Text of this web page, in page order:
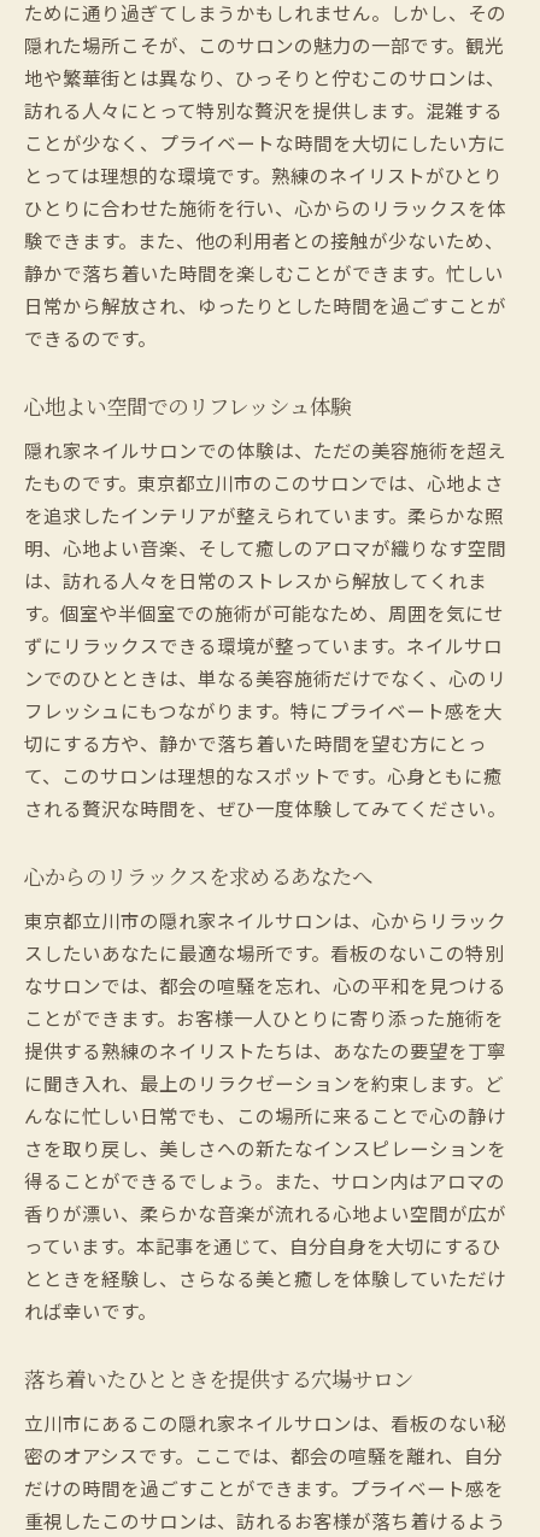
ために通り過ぎてしまうかもしれません。しかし、その
隠れた場所こそが、このサロンの魅力の一部です。観光
地や繁華街とは異なり、ひっそりと佇むこのサロンは、
訪れる人々にとって特別な贅沢を提供します。混雑する
ことが少なく、プライベートな時間を大切にしたい方に
とっては理想的な環境です。熟練のネイリストがひとり
ひとりに合わせた施術を行い、心からのリラックスを体
験できます。また、他の利用者との接触が少ないため、
静かで落ち着いた時間を楽しむことができます。忙しい
日常から解放され、ゆったりとした時間を過ごすことが
できるのです。
心地よい空間でのリフレッシュ体験
隠れ家ネイルサロンでの体験は、ただの美容施術を超え
たものです。東京都立川市のこのサロンでは、心地よさ
を追求したインテリアが整えられています。柔らかな照
明、心地よい音楽、そして癒しのアロマが織りなす空間
は、訪れる人々を日常のストレスから解放してくれま
す。個室や半個室での施術が可能なため、周囲を気にせ
ずにリラックスできる環境が整っています。ネイルサロ
ンでのひとときは、単なる美容施術だけでなく、心のリ
フレッシュにもつながります。特にプライベート感を大
切にする方や、静かで落ち着いた時間を望む方にとっ
て、このサロンは理想的なスポットです。心身ともに癒
される贅沢な時間を、ぜひ一度体験してみてください。
心からのリラックスを求めるあなたへ
東京都立川市の隠れ家ネイルサロンは、心からリラック
スしたいあなたに最適な場所です。看板のないこの特別
なサロンでは、都会の喧騒を忘れ、心の平和を見つける
ことができます。お客様一人ひとりに寄り添った施術を
提供する熟練のネイリストたちは、あなたの要望を丁寧
に聞き入れ、最上のリラクゼーションを約束します。ど
んなに忙しい日常でも、この場所に来ることで心の静け
さを取り戻し、美しさへの新たなインスピレーションを
得ることができるでしょう。また、サロン内はアロマの
香りが漂い、柔らかな音楽が流れる心地よい空間が広が
っています。本記事を通じて、自分自身を大切にするひ
とときを経験し、さらなる美と癒しを体験していただけ
れば幸いです。
落ち着いたひとときを提供する穴場サロン
立川市にあるこの隠れ家ネイルサロンは、看板のない秘
密のオアシスです。ここでは、都会の喧騒を離れ、自分
だけの時間を過ごすことができます。プライベート感を
重視したこのサロンは、訪れるお客様が落ち着けるよう